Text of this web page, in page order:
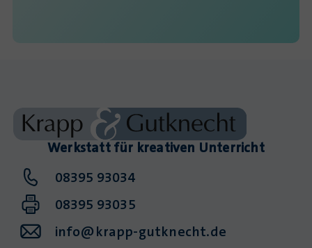
Werkstatt für kreativen Unterricht
08395 93034
08395 93035
info@krapp-gutknecht.de